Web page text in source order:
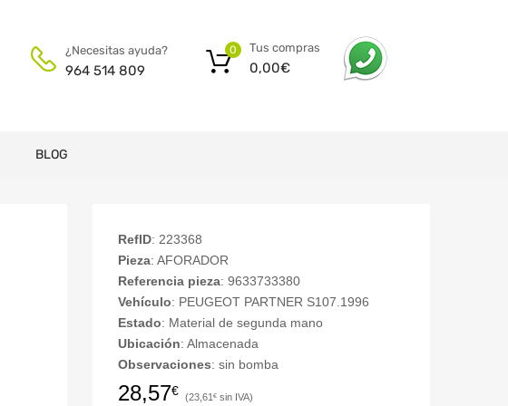
¿Necesitas ayuda?
964 514 809
Tus compras
0,00€
0
BLOG
RefID: 223368
Pieza: AFORADOR
Referencia pieza: 9633733380
Vehículo: PEUGEOT PARTNER S107.1996
Estado: Material de segunda mano
Ubicación: Almacenada
Observaciones: sin bomba
28,57€ 23,61 €